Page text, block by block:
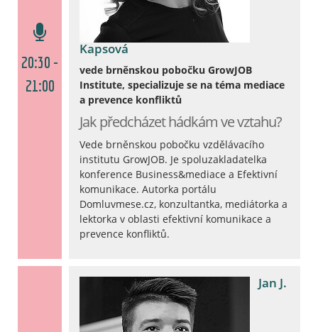
20:30 -
21:00
Kapsová
vede brněnskou pobočku GrowJOB
Institute, specializuje se na téma mediace
a prevence konfliktů
Jak předcházet hádkám ve vztahu?
Vede brněnskou pobočku vzdělávacího
institutu GrowJOB. Je spoluzakladatelka
konference Business&mediace a Efektivní
komunikace. Autorka portálu
Domluvmese.cz, konzultantka, mediátorka a
lektorka v oblasti efektivní komunikace a
prevence konfliktů.
Jan J.